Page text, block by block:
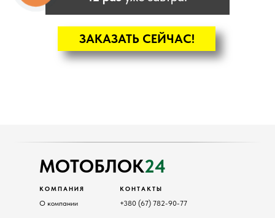
ЗАКАЗАТЬ СЕЙЧАС!
О компании
КОМПАНИЯ
+380 (67) 782-90-77
КОНТАКТЫ
МОТОБЛОК24